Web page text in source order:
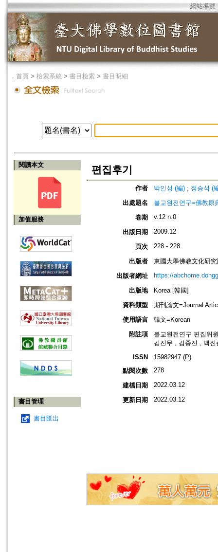
網站導覽
． 首頁 > 檢索系統 > 書目檢索 > 書目明細
閱讀本文
加值服務
書目管理
書目匯出
편집후기
作者 박인성 (編) ; 정승석 (
出處題名
불교원전연구=佛教原
卷期
v.12 n.0
出版日期 2009.12
頁次 228 - 228
出版者
東國大學佛教文化研
出版者網址
https://
出版地
Korea [韓國]
資料類型
期刊論文=Journal
使用語言
韓文=Korean
附註項
불교원전연구 편집위
김진무 , 김종진 , 백진
ISSN
15982947 (P)
點閱次數
278
建檔日期 2022.03.12
更新日期 2022.03.12